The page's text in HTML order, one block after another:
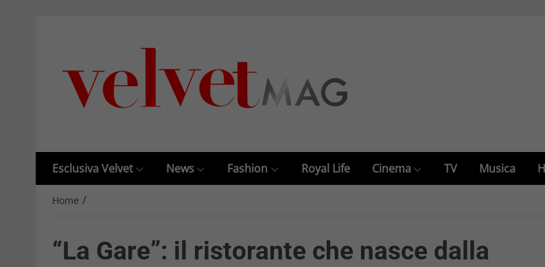
Esclusiva Velvet News Fashion Royal Life Cinema TV Musica
Home /
“La Gare”: il ristorante che nasce dalla